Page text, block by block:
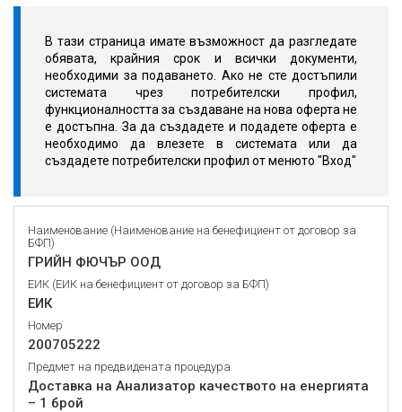
В тази страница имате възможност да разгледате
обявата, крайния срок и всички документи,
необходими за подаването. Ако не сте достъпили
системата чрез потребителски профил,
функционалността за създаване на нова оферта не
е достъпна. За да създадете и подадете оферта е
необходимо да влезете в системата или да
създадете потребителски профил от менюто "Вход"
Наименование (Наименование на бенефициент от договор за
БФП)
ГРИЙН ФЮЧЪР ООД
ЕИК (ЕИК на бенефициент от договор за БФП)
ЕИК
Номер
200705222
Предмет на предвидената процедура
Доставка на Анализатор качеството на енергията
– 1 брой